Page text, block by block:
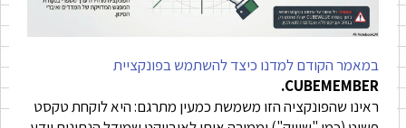
במאמר הקודם למדנו כיצד להשתמש בפונקציית
CUBEMEMBER.
ראינו שהפונקציה הזו משמשת כמעין מתרגם: היא לוקחת טקסט